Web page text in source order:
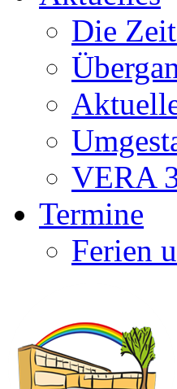
Die
VERA
Termine
Ferien